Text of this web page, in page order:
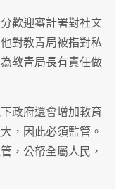
歡迎審計署對社文
對教青局被指對私
教青局長有責任做
政府還會增加教育
，因此必須監管。
，公帑全屬人民，